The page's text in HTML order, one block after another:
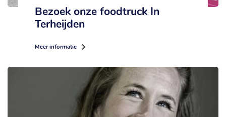
Bezoek onze foodtruck In
Terheijden
Meer informatie